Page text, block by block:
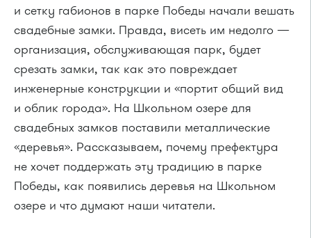
и сетку габионов в парке Победы начали вешать
свадебные замки. Правда, висеть им недолго —
организация, обслуживающая парк, будет
срезать замки, так как это повреждает
инженерные конструкции и «портит общий вид
и облик города». На Школьном озере для
свадебных замков поставили металлические
«деревья». Рассказываем, почему префектура
не хочет поддержать эту традицию в парке
Победы, как появились деревья на Школьном
озере и что думают наши читатели.